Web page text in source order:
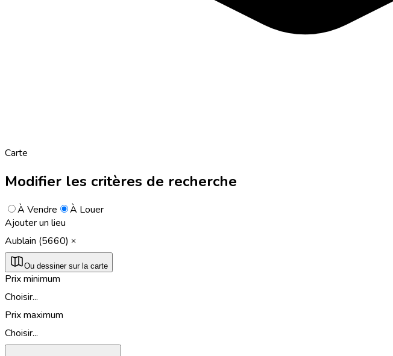
Carte
Modifier les critères de recherche
À Vendre
À Louer
Ajouter un lieu
Aublain (5660)
Ou dessiner sur la carte
Prix minimum
Choisir...
Prix maximum
Choisir...